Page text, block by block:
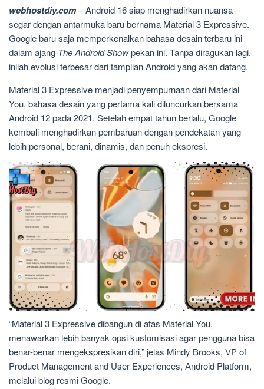
webhostdiy.com– Android 16 siap menghadirkan nuansa
segar dengan antarmuka baru bernama Material 3 Expressive.
Google baru saja memperkenalkan bahasa desain terbaru ini
dalam ajang The Android Showpekan ini. Tanpa diragukan lagi,
inilah evolusi terbesar dari tampilan Android yang akan datang.
Material 3 Expressive menjadi penyempurnaan dari Material
You, bahasa desain yang pertama kali diluncurkan bersama
Android 12 pada 2021. Setelah empat tahun berlalu, Google
kembali menghadirkan pembaruan dengan pendekatan yang
lebih personal, berani, dinamis, dan penuh ekspresi.
“Material 3 Expressive dibangun di atas Material You,
menawarkan lebih banyak opsi kustomisasi agar pengguna bisa
benar-benar mengekspresikan diri,” jelas Mindy Brooks, VP of
Product Management and User Experiences, Android Platform,
melalui blog resmi Google.